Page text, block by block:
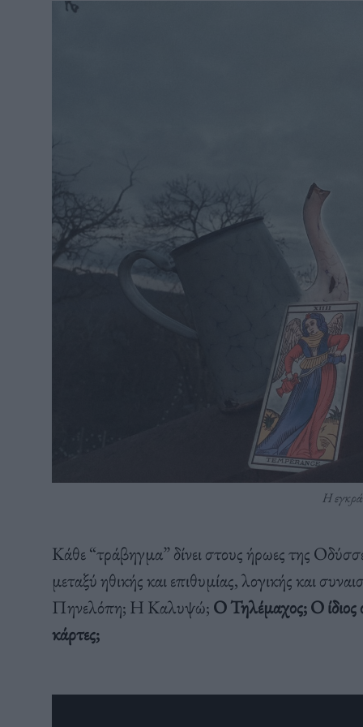
Η
Κάθε “τράβηγμα” δίνει στους ήρωες της
μεταξύ ηθικής και επιθυμίας, λογικής και
Πηνελόπη; Η Καλυψώ; Ο Τηλέμαχος; Ο ίδιος
κάρτες;